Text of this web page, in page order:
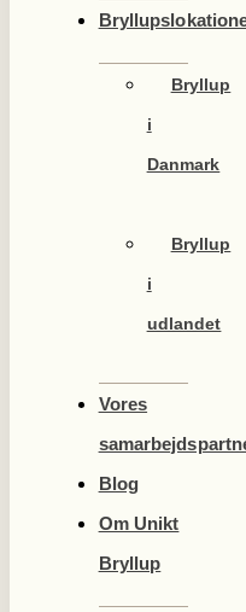
Bryllup
i
Danmark
Bryllup
i
udlandet
Vores
Blog
Om Unikt
Bryllup